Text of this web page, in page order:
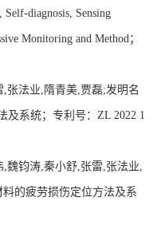
diagnosis, Sensing
Monitoring and Method；
,张法业,隋青美,贾磊;发明名
及系统；专利号：ZL 2022 1
,魏钧涛,秦小舒,张雷,张法业,
的疲劳损伤定位方法及系